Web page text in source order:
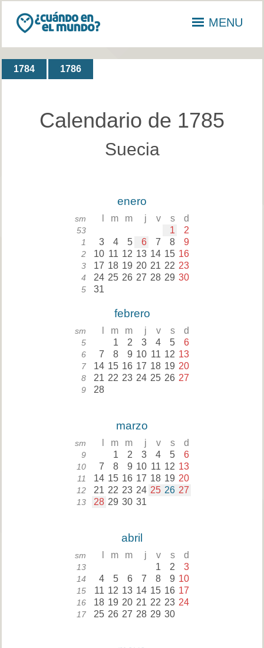
MENU
1784 1786
Calendario de 1785
Suecia
enero
sm m m j v s d
53 1 2
1 3 4 5 6 7 8 9
2 10 11 12 13 14 15 16
3 17 18 19 20 21 22 23
4 24 25 26 27 28 29 30
5 31
febrero
sm m m j v s d
5 1 2 3 4 5 6
6 7 8 9 10 11 12 13
7 14 15 16 17 18 19 20
8 21 22 23 24 25 26 27
9 28
marzo
sm m m j v s d
9 1 2 3 4 5 6
10 7 8 9 10 11 12 13
11 14 15 16 17 18 19 20
12 21 22 23 24 25 26 27
13 28 29 30 31
abril
sm m m j v s d
13 1 2 3
14 4 5 6 7 8 9 10
15 11 12 13 14 15 16 17
16 18 19 20 21 22 23 24
17 25 26 27 28 29 30